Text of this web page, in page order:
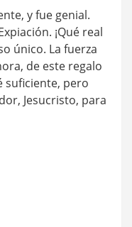
y fue genial.
¡Qué real
único. La fuerza
de este regalo
suficiente, pero
Jesucristo, para